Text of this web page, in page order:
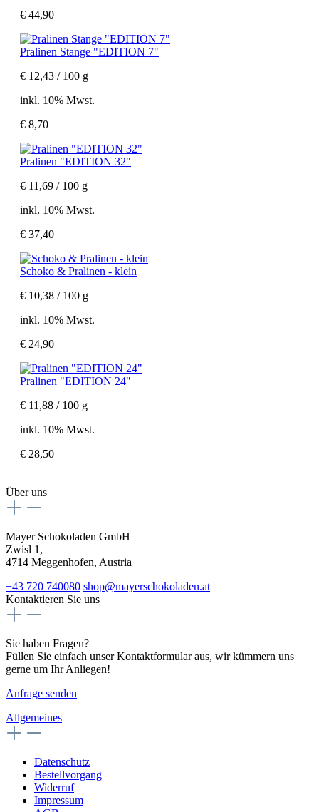
€ 44,90
Pralinen Stange "EDITION 7"
€ 12,43 / 100 g
inkl. 10% Mwst.
€ 8,70
Pralinen "EDITION 32"
€ 11,69 / 100 g
inkl. 10% Mwst.
€ 37,40
Schoko & Pralinen - klein
€ 10,38 / 100 g
inkl. 10% Mwst.
€ 24,90
Pralinen "EDITION 24"
€ 11,88 / 100 g
inkl. 10% Mwst.
€ 28,50
Über uns
Mayer Schokoladen GmbH
Zwisl 1,
4714 Meggenhofen, Austria
+43 720 740080 shop@mayerschokoladen.at
Kontaktieren Sie uns
Sie haben Fragen?
Füllen Sie einfach unser Kontaktformular aus, wir kümmern uns
gerne um Ihr Anliegen!
Anfrage senden
Allgemeines
Datenschutz
Bestellvorgang
Widerruf
Impressum